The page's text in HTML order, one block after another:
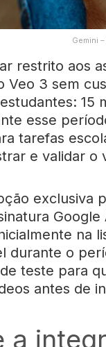
Gemini
restrito aos
Veo 3 sem
15
esse
tarefas
e validar
exclusiva
na
durante o
teste para
antes de
a